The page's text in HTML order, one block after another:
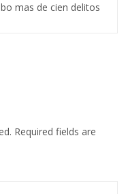
mas de cien delitos
Required fields are